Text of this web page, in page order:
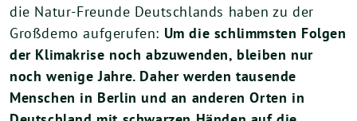
die Natur-Freunde Deutschlands haben zu der
Großdemo aufgerufen: Um die schlimmsten Folgen
der Klimakrise noch abzuwenden, bleiben nur
noch wenige Jahre. Daher werden tausende
Menschen in Berlin und an anderen Orten in